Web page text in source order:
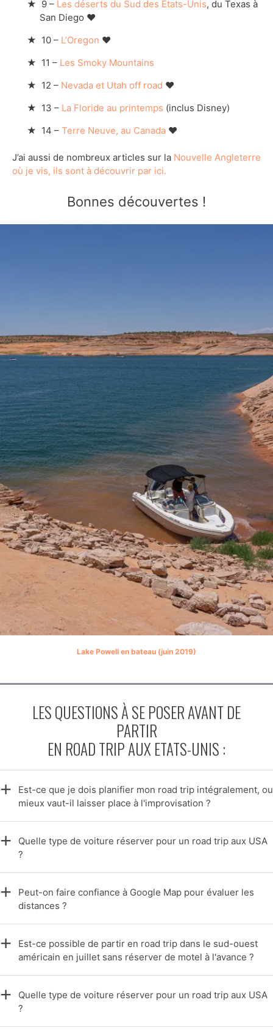
9 – Les déserts du Sud des Etats-Unis, du Texas à
San Diego ❤
10 – L’Oregon ❤
11 – Les Smoky Mountains
12 – Nevada et Utah off road ❤
13 – La Floride au printemps (inclus Disney)
14 – Terre Neuve, au Canada❤
J’ai aussi de nombreux articles sur la Nouvelle Angleterre
où je vis, ils sont à découvrir par ici.
Bonnes découvertes !
Lake Powell en bateau (juin 2019)
LES QUESTIONS À SE POSER AVANT DE
PARTIR
EN ROAD TRIP AUX ETATS-UNIS :
Est-ce que je dois planifier mon road trip intégralement, ou
mieux vaut-il laisser place à l'improvisation ?
Quelle type de voiture réserver pour un road trip aux USA
?
Peut-on faire confiance à Google Map pour évaluer les
distances ?
Est-ce possible de partir en road trip dans le sud-ouest
américain en juillet sans réserver de motel à l'avance ?
Quelle type de voiture réserver pour un road trip aux USA
?